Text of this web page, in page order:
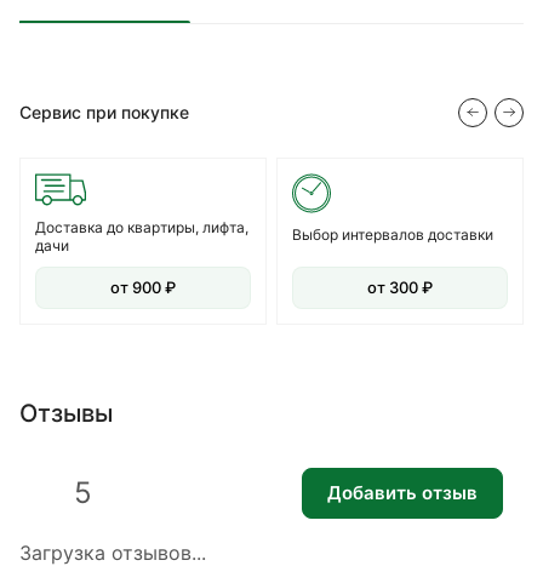
Сервис при покупке
Доставка до квартиры, лифта,
дачи
от 900 ₽
Выбор интервалов доставки
от 300 ₽
Отзывы
Загрузка отзывов...
5 Добавить отзыв